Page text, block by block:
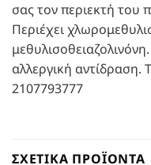
σας τον περιεκτή του
Περιέχει
αλλεργική
2107793777
ΣΧΕΤΙΚΆ ΠΡΟΪΌΝΤΑ